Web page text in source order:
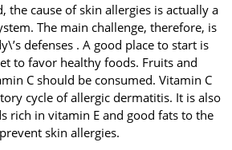
the cause of skin allergies is actually a
The main challenge, therefore, is
defenses . A good place to start is
to favor healthy foods. Fruits and
C should be consumed. Vitamin C
cycle of allergic dermatitis. It is also
rich in vitamin E and good fats to the
skin allergies.